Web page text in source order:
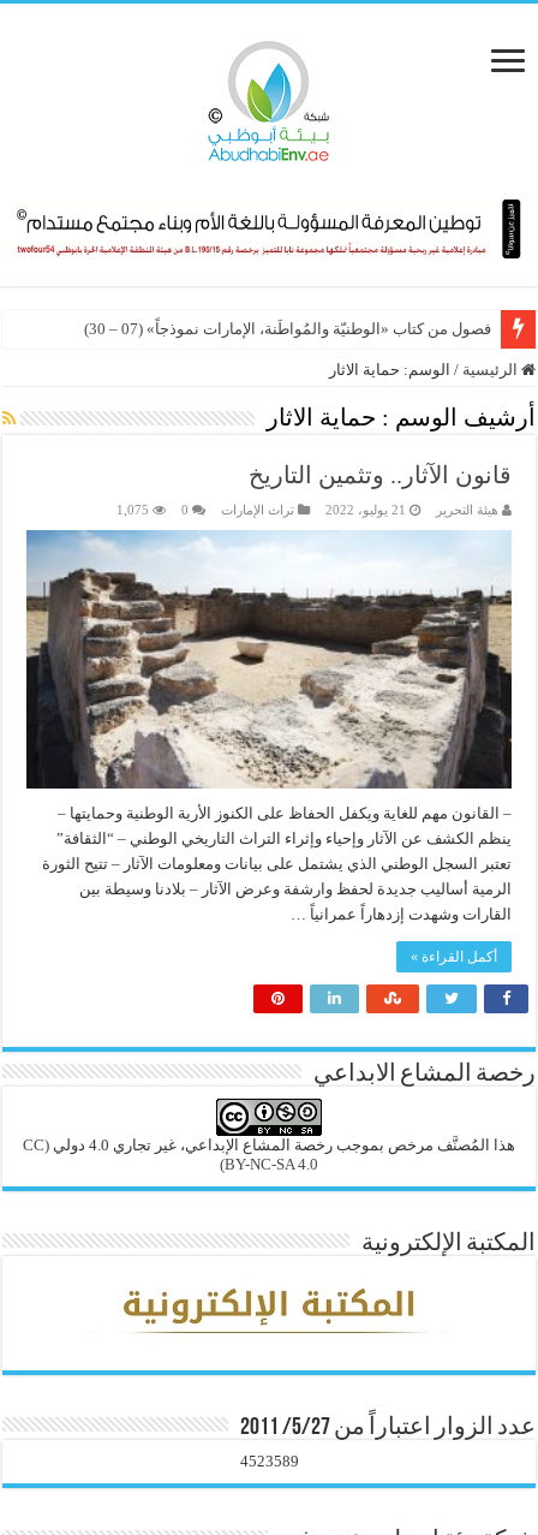
فصول من كتاب «الوطنيّة والمُواطَنة، الإمارات نموذجاً» (07 – 30)
الرئيسية / الوسم: حماية الاثار
أرشيف الوسم : حماية الاثار
قانون الآثار.. وتثمين التاريخ
هيئة التحرير 21 يوليو، 2022 تراث الإمارات 0
1,075
– القانون مهم للغاية ويكفل الحفاظ على الكنوز الأرية الوطنية وحمايتها –
ينظم الكشف عن الآثار وإحياء وإثراء التراث التاريخي الوطني – “الثقافة”
تعتبر السجل الوطني الذي يشتمل على بيانات ومعلومات الآثار – تتيح الثورة
الرمية أساليب جديدة لحفظ وارشفة وعرض الآثار – بلادنا وسيطة بين
القارات وشهدت إزدهاراً عمرانياً …
أكمل القراءة »
رخصة المشاع الابداعي
هذا المُصنَّف مرخص بموجب رخصة المشاع الإبداعي، غير تجاري 4.0 دولي
(CC
BY-NC-SA 4.0)
المكتبة الإلكترونية
عدد الزوار اعتباراً من 5/27/ 2011
4523589